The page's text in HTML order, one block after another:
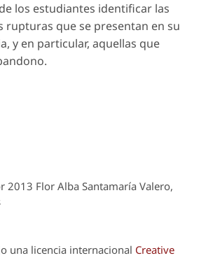
los estudiantes identificar las
rupturas que se presentan en su
y en particular, aquellas que
2013 Flor Alba Santamaría Valero,
una licencia internacional Creative